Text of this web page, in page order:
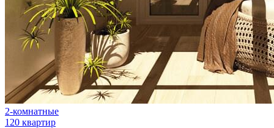
2-комнатные
120 квартир